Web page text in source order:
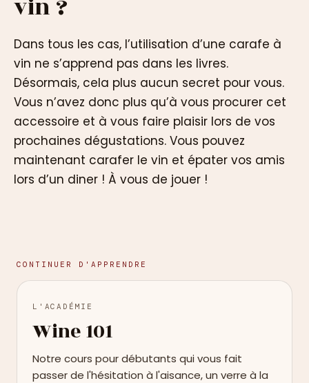
Dans tous les cas, l’utilisation d’une carafe à
vin ne s’apprend pas dans les livres.
Désormais, cela plus aucun secret pour vous.
Vous n’avez donc plus qu’à vous procurer cet
accessoire et à vous faire plaisir lors de vos
prochaines dégustations. Vous pouvez
maintenant carafer le vin et épater vos amis
lors d’un diner ! À vous de jouer !
CONTINUER D'APPRENDRE
L'ACADÉMIE
Wine 101
Notre cours pour débutants qui vous fait
passer de l'hésitation à l'aisance, un verre à la